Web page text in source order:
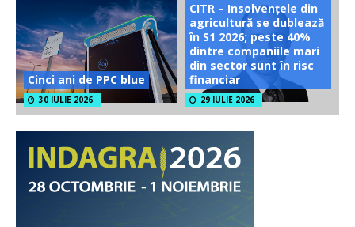
Cinci ani de PPC blue
30 IULIE 2026
CITR – Insolvențele din
agricultură se dublează
în S1 2026; peste 40%
dintre companiile mari
din sector sunt în risc
financiar
29 IULIE 2026